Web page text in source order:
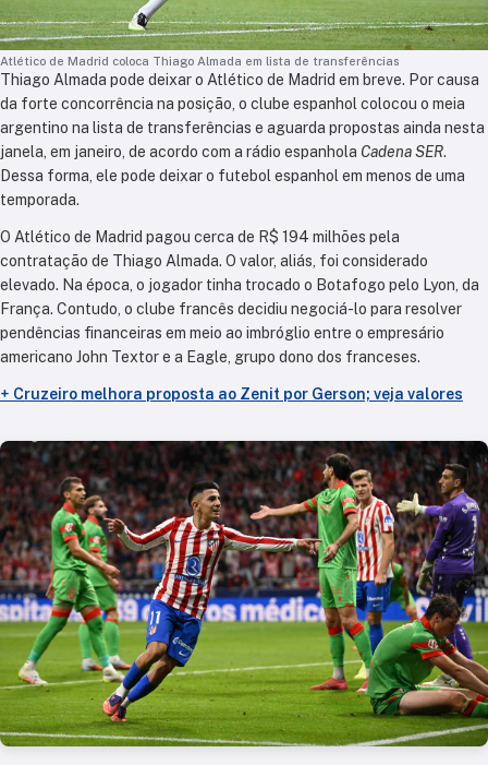
Atlético de Madrid coloca Thiago Almada em lista de transferências
Thiago Almada pode deixar o Atlético de Madrid em breve. Por causa
da forte concorrência na posição, o clube espanhol colocou o meia
argentino na lista de transferências e aguarda propostas ainda nesta
janela, em janeiro, de acordo com a rádio espanhola Cadena SER.
Dessa forma, ele pode deixar o futebol espanhol em menos de uma
temporada.
O Atlético de Madrid pagou cerca de R$ 194 milhões pela
contratação de Thiago Almada. O valor, aliás, foi considerado
elevado. Na época, o jogador tinha trocado o Botafogo pelo Lyon, da
França. Contudo, o clube francês decidiu negociá-lo para resolver
pendências financeiras em meio ao imbróglio entre o empresário
americano John Textor e a Eagle, grupo dono dos franceses.
+ Cruzeiro melhora proposta ao Zenit por Gerson; veja valores